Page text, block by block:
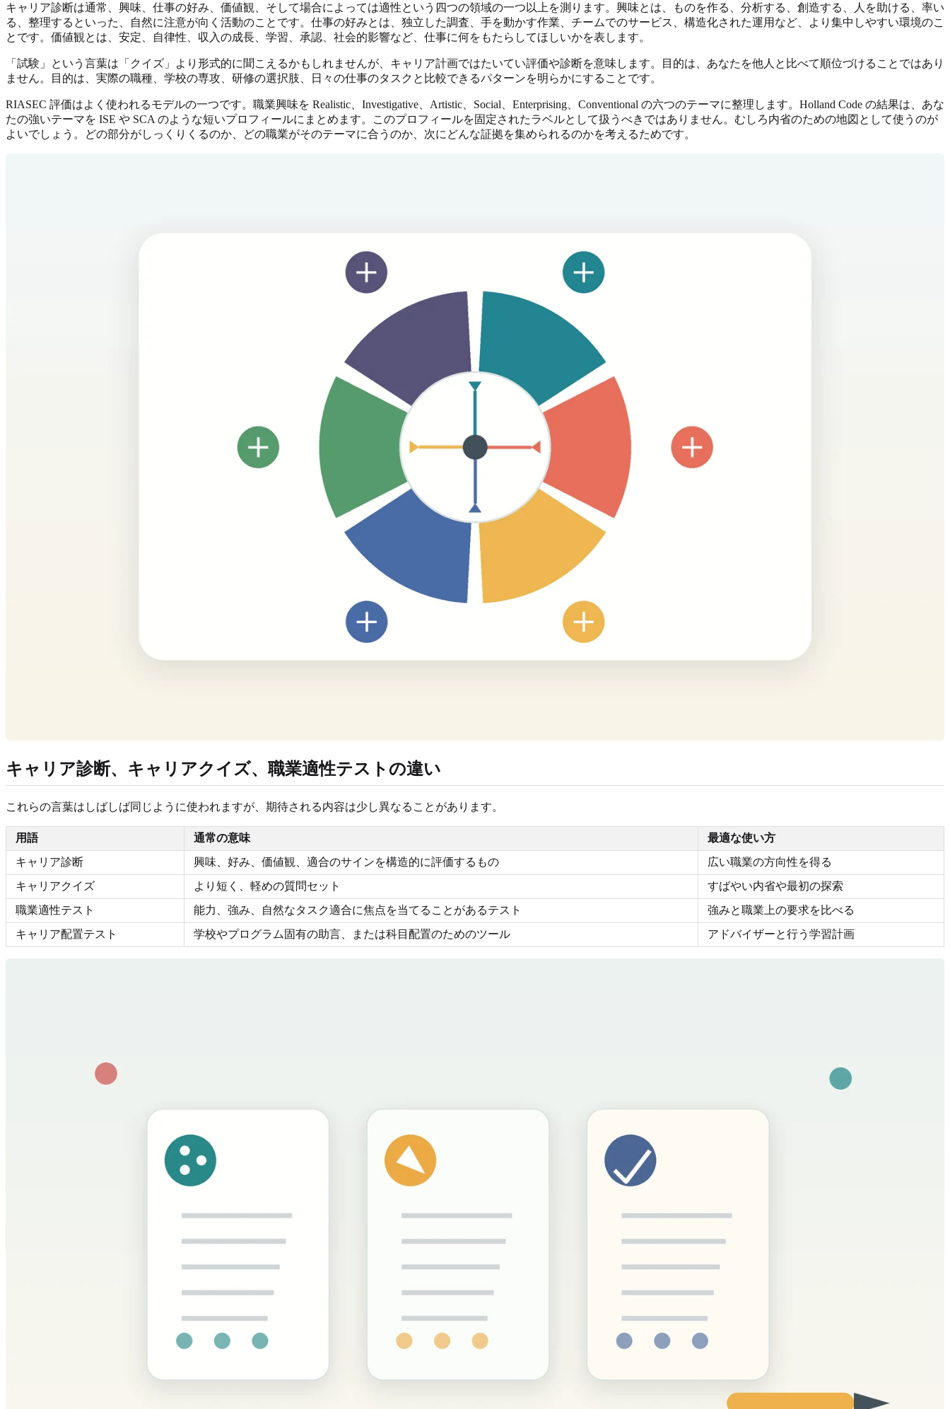
キャリア診断は通常、興味、仕事の好み、価値観、そして場合によっては適性という四つの領域の一つ以上を測ります。興味とは、ものを作る、分析する、創造する、人を助ける、率い
る、整理するといった、自然に注意が向く活動のことです。仕事の好みとは、独立した調査、手を動かす作業、チームでのサービス、構造化された運用など、より集中しやすい環境のこ
とです。価値観とは、安定、自律性、収入の成長、学習、承認、社会的影響など、仕事に何をもたらしてほしいかを表します。
「試験」という言葉は「クイズ」より形式的に聞こえるかもしれませんが、キャリア計画ではたいてい評価や診断を意味します。目的は、あなたを他人と比べて順位づけることではあり
ません。目的は、実際の職種、学校の専攻、研修の選択肢、日々の仕事のタスクと比較できるパターンを明らかにすることです。
RIASEC 評価はよく使われるモデルの一つです。職業興味を Realistic、Investigative、Artistic、Social、Enterprising、Conventional の六つのテーマに整理します。Holland Code の結果は、あな
たの強いテーマを ISE や SCA のような短いプロフィールにまとめます。このプロフィールを固定されたラベルとして扱うべきではありません。むしろ内省のための地図として使うのが
よいでしょう。どの部分がしっくりくるのか、どの職業がそのテーマに合うのか、次にどんな証拠を集められるのかを考えるためです。
キャリア診断、キャリアクイズ、職業適性テストの違い
これらの言葉はしばしば同じように使われますが、期待される内容は少し異なることがあります。
用語 通常の意味
最適な使い方
キャリア診断
興味、好み、価値観、適合のサインを構造的に評価するもの
広い職業の方向性を得る
キャリアクイズ
より短く、軽めの質問セット
すばやい内省や最初の探索
職業適性テスト
能力、強み、自然なタスク適合に焦点を当てることがあるテスト
強みと職業上の要求を比べる
キャリア配置テスト
学校やプログラム固有の助言、または科目配置のためのツール アドバイザーと行う学習計画